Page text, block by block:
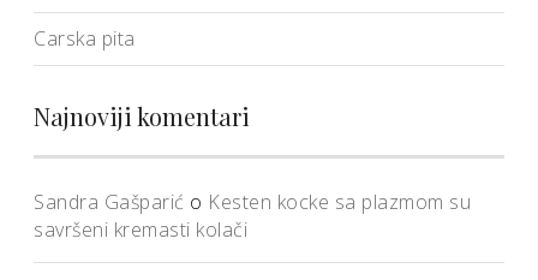
Carska pita
Najnoviji komentari
Sandra Gašparić o Kesten kocke sa plazmom su
savršeni kremasti kolači